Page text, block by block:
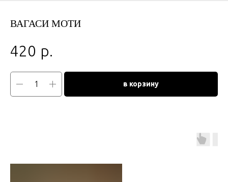
ВАГАСИ МОТИ
420 р.
в корзину